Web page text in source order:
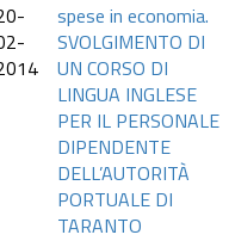
spese in economia.
SVOLGIMENTO DI
UN CORSO DI
LINGUA INGLESE
PER IL PERSONALE
DIPENDENTE
DELL’AUTORITÀ
PORTUALE DI
TARANTO